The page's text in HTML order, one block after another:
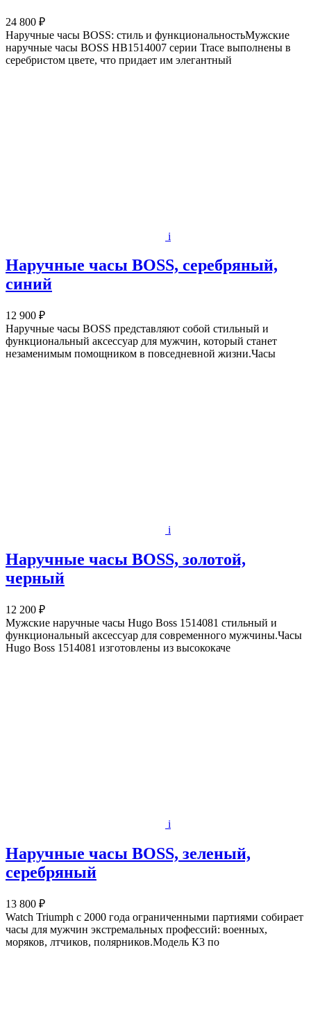
24 800 ₽
Наручные часы BOSS: стиль и функциональностьМужские
наручные часы BOSS HB1514007 серии Trace выполнены в
серебристом цвете, что придает им элегантный
i
Наручные часы BOSS, серебряный,
синий
12 900 ₽
Наручные часы BOSS представляют собой стильный и
функциональный аксессуар для мужчин, который станет
незаменимым помощником в повседневной жизни.Часы
i
Наручные часы BOSS, золотой,
черный
12 200 ₽
Мужские наручные часы Hugo Boss 1514081 стильный и
функциональный аксессуар для современного мужчины.Часы
Hugo Boss 1514081 изготовлены из высококаче
i
Наручные часы BOSS, зеленый,
серебряный
13 800 ₽
Watch Triumph с 2000 года ограниченными партиями собирает
часы для мужчин экстремальных профессий: военных,
моряков, лтчиков, полярников.Модель К3 по